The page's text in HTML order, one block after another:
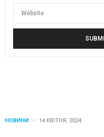
НОВИНИ 14 КВІТНЯ, 2024